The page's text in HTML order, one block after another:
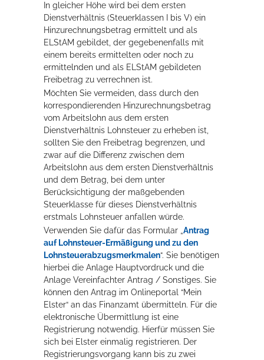
In gleicher Höhe wird bei dem ersten
Dienstverhältnis (Steuerklassen I bis V) ein
Hinzurechnungsbetrag ermittelt und als
ELStAM gebildet, der gegebenenfalls mit
einem bereits ermittelten oder noch zu
ermittelnden und als ELStAM gebildeten
Freibetrag zu verrechnen ist.
Möchten Sie vermeiden, dass durch den
korrespondierenden Hinzurechnungsbetrag
vom Arbeitslohn aus dem ersten
Dienstverhältnis Lohnsteuer zu erheben ist,
sollten Sie den Freibetrag begrenzen, und
zwar auf die Differenz zwischen dem
Arbeitslohn aus dem ersten Dienstverhältnis
und dem Betrag, bei dem unter
Berücksichtigung der maßgebenden
Steuerklasse für dieses Dienstverhältnis
erstmals Lohnsteuer anfallen würde.
Verwenden Sie dafür das Formular „ Antrag
auf Lohnsteuer-Ermäßigung und zu den
Lohnsteuerabzugsmerkmalen“. Sie benötigen
hierbei die Anlage Hauptvordruck und die
Anlage Vereinfachter Antrag / Sonstiges. Sie
können den Antrag im Onlineportal “Mein
Elster“ an das Finanzamt übermitteln. Für die
elektronische Übermittlung ist eine
Registrierung notwendig. Hierfür müssen Sie
sich bei Elster einmalig registrieren. Der
Registrierungsvorgang kann bis zu zwei